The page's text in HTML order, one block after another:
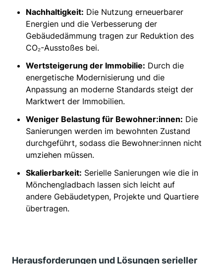
Nachhaltigkeit: Die Nutzung erneuerbarer
Energien und die Verbesserung der
Gebäudedämmung tragen zur Reduktion des
CO₂-Ausstoßes bei.
Wertsteigerung der Immobilie: Durch die
energetische Modernisierung und die
Anpassung an moderne Standards steigt der
Marktwert der Immobilien.
Weniger Belastung für Bewohner:innen: Die
Sanierungen werden im bewohnten Zustand
durchgeführt, sodass die Bewohner:innen nicht
umziehen müssen.
Skalierbarkeit: Serielle Sanierungen wie die in
Mönchengladbach lassen sich leicht auf
andere Gebäudetypen, Projekte und Quartiere
übertragen.
Herausforderungen und Lösungen serieller